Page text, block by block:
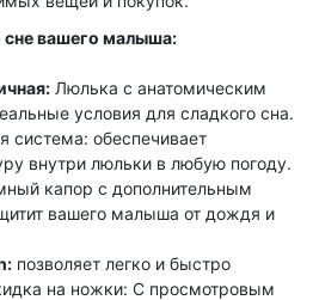
сне вашего малыша:
Люлька с анатомическим
условия для сладкого сна.
система: обеспечивает
внутри люльки в любую погоду.
капор с дополнительным
вашего малыша от дождя и
позволяет легко и быстро
на ножки: С просмотровым